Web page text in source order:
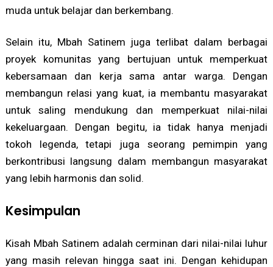
muda untuk belajar dan berkembang.
Selain itu, Mbah Satinem juga terlibat dalam berbagai
proyek komunitas yang bertujuan untuk memperkuat
kebersamaan dan kerja sama antar warga. Dengan
membangun relasi yang kuat, ia membantu masyarakat
untuk saling mendukung dan memperkuat nilai-nilai
kekeluargaan. Dengan begitu, ia tidak hanya menjadi
tokoh legenda, tetapi juga seorang pemimpin yang
berkontribusi langsung dalam membangun masyarakat
yang lebih harmonis dan solid.
Kesimpulan
Kisah Mbah Satinem adalah cerminan dari nilai-nilai luhur
yang masih relevan hingga saat ini. Dengan kehidupan